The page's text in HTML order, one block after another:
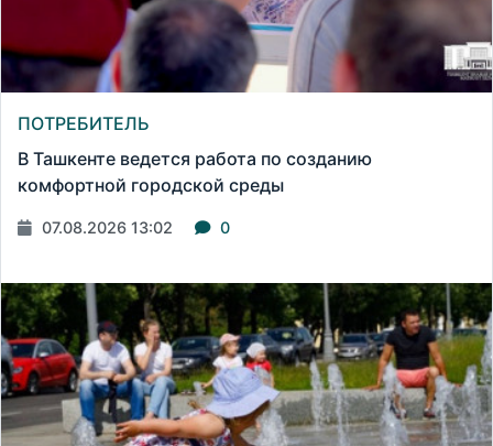
ПОТРЕБИТЕЛЬ
В Ташкенте ведется работа по созданию
комфортной городской среды
07.08.2026 13:02 0